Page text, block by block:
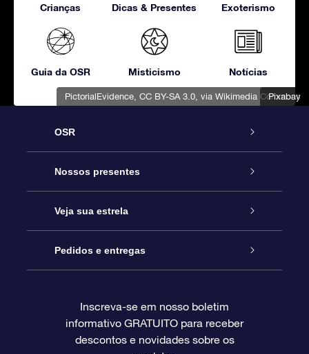
PictorialEvidence CC BY-SA 3.0 , via Wikimedia Commons
Pixabay
Crianças Dicas & Presentes Exoterismo
Guia da OSR Misticismo Notícias
OSR
Serviço
Entre em contato conosco
Blog
Avaliações
Nossos presentes
Presente estrelar on-line
Pacote de presente da OSR
O cartão de presente da OSR
Veja sua estrela
Star Register
Página estelar personalizada
Pedidos e entregas
Informações de pagamento
Inscreva-se em nosso boletim
informativo GRATUITO para receber
descontos e novidades sobre os